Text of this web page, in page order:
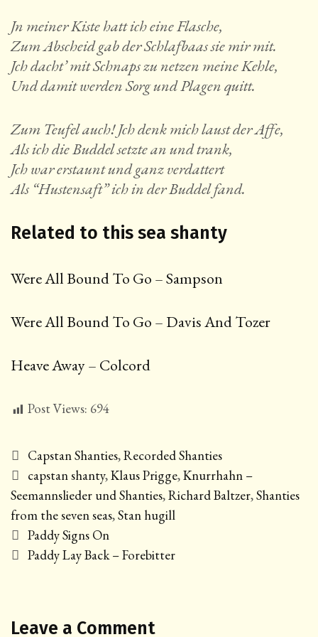
Jn meiner Kiste hatt ich eine Flasche,
Zum Abscheid gab der Schlafbaas sie mir mit.
Jch dacht’ mit Schnaps zu netzen meine Kehle,
Und damit werden Sorg und Plagen quitt.
Zum Teufel auch! Jch denk mich laust der Affe,
Als ich die Buddel setzte an und trank,
Jch war erstaunt und ganz verdattert
Als “Hustensaft” ich in der Buddel fand.
Related to this sea shanty
Were All Bound To Go – Sampson
Were All Bound To Go – Davis And Tozer
Heave Away – Colcord
Post Views: 694
Categories
Capstan Shanties,Recorded Shanties
Tags
capstan shanty,Klaus Prigge,Knurrhahn –
Seemannslieder und Shanties,Richard Baltzer,Shanties
from the seven seas,Stan hugill
Post
navigation
Paddy Signs On
Paddy Lay Back – Forebitter
Leave a Comment